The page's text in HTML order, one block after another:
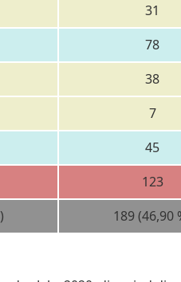
31
78
38
7
45
123
189 (46,90